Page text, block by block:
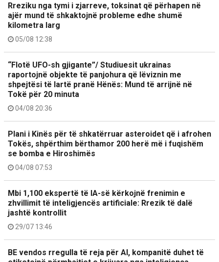
Rreziku nga tymi i zjarreve, toksinat që përhapen në
ajër mund të shkaktojnë probleme edhe shumë
kilometra larg
05/08 12:38
“Flotë UFO-sh gjigante”/ Studiuesit ukrainas
raportojnë objekte të panjohura që lëviznin me
shpejtësi të lartë pranë Hënës: Mund të arrijnë në
Tokë për 20 minuta
04/08 20:36
Plani i Kinës për të shkatërruar asteroidet që i afrohen
Tokës, shpërthim bërthamor 200 herë më i fuqishëm
se bomba e Hiroshimës
04/08 07:53
Mbi 1,100 ekspertë të IA-së kërkojnë frenimin e
zhvillimit të inteligjencës artificiale: Rrezik të dalë
jashtë kontrollit
29/07 13:46
BE vendos rregulla të reja për AI, kompanitë duhet të